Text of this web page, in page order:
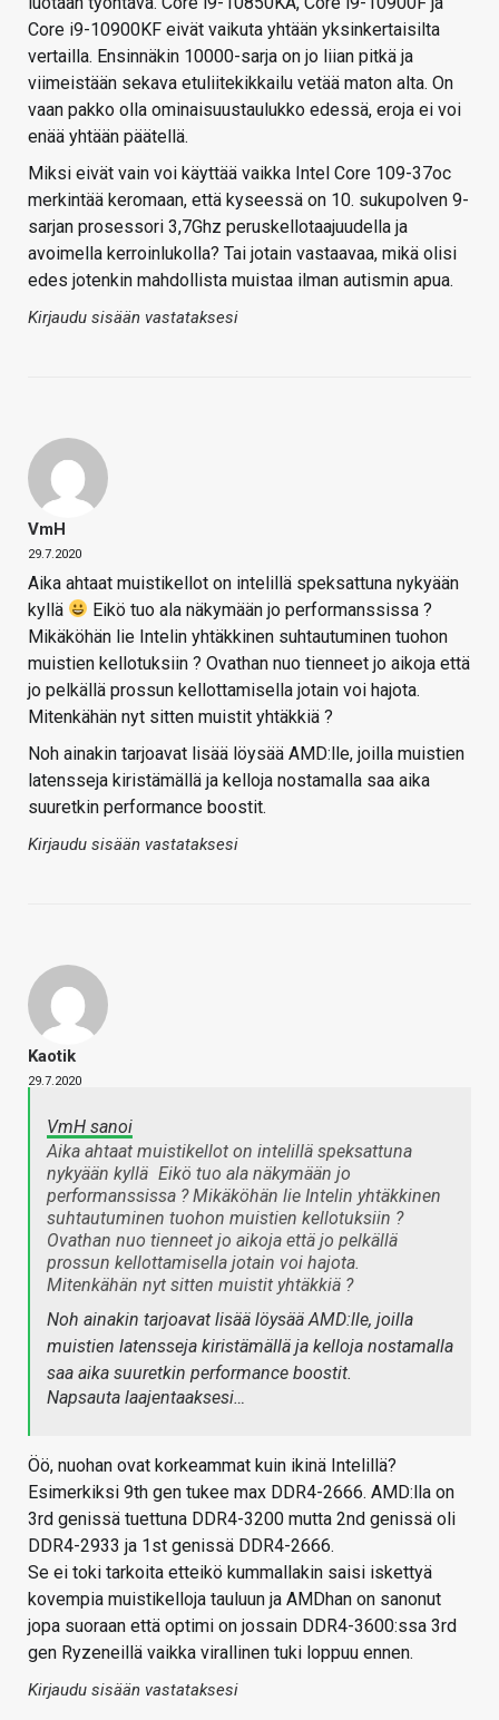
Core i9-10900KF eivät vaikuta yhtään yksinkertaisilta
vertailla. Ensinnäkin 10000-sarja on jo liian pitkä ja
viimeistään sekava etuliitekikkailu vetää maton alta. On
vaan pakko olla ominaisuustaulukko edessä, eroja ei voi
enää yhtään päätellä.
Miksi eivät vain voi käyttää vaikka Intel Core 109-37oc
merkintää keromaan, että kyseessä on 10. sukupolven 9-
sarjan prosessori 3,7Ghz peruskellotaajuudella ja
avoimella kerroinlukolla? Tai jotain vastaavaa, mikä olisi
edes jotenkin mahdollista muistaa ilman autismin apua.
Kirjaudu sisään vastataksesi
VmH
29.7.2020
Aika ahtaat muistikellot on intelillä speksattuna nykyään
kyllä
Eikö tuo ala näkymään jo performanssissa ?
Mikäköhän lie Intelin yhtäkkinen suhtautuminen tuohon
muistien kellotuksiin ? Ovathan nuo tienneet jo aikoja että
jo pelkällä prossun kellottamisella jotain voi hajota.
Mitenkähän nyt sitten muistit yhtäkkiä ?
Noh ainakin tarjoavat lisää löysää AMD:lle, joilla muistien
latensseja kiristämällä ja kelloja nostamalla saa aika
suuretkin performance boostit.
Kirjaudu sisään vastataksesi
Kaotik
29.7.2020
VmH sanoi
Aika ahtaat muistikellot on intelillä speksattuna
nykyään kyllä Eikö tuo ala näkymään jo
performanssissa ? Mikäköhän lie Intelin yhtäkkinen
suhtautuminen tuohon muistien kellotuksiin ?
Ovathan nuo tienneet jo aikoja että jo pelkällä
prossun kellottamisella jotain voi hajota.
Mitenkähän nyt sitten muistit yhtäkkiä ?
Noh ainakin tarjoavat lisää löysää AMD:lle, joilla
muistien latensseja kiristämällä ja kelloja nostamalla
saa aika suuretkin performance boostit.
Napsauta laajentaaksesi…
Öö, nuohan ovat korkeammat kuin ikinä Intelillä?
Esimerkiksi 9th gen tukee max DDR4-2666. AMD:lla on
3rd genissä tuettuna DDR4-3200 mutta 2nd genissä oli
DDR4-2933 ja 1st genissä DDR4-2666.
Se ei toki tarkoita etteikö kummallakin saisi iskettyä
kovempia muistikelloja tauluun ja AMDhan on sanonut
jopa suoraan että optimi on jossain DDR4-3600:ssa 3rd
gen Ryzeneillä vaikka virallinen tuki loppuu ennen.
Kirjaudu sisään vastataksesi